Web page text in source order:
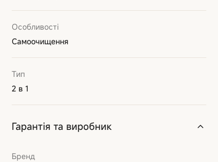
Особливості
Самоочищення
Тип
2 в 1
Гарантія та виробник
Бренд